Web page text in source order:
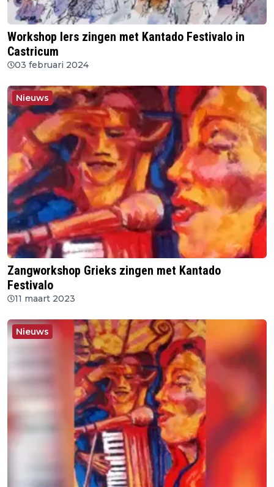
Workshop Iers zingen met Kantado Festivalo in
Castricum
03 februari 2024
Nieuws
Zangworkshop Grieks zingen met Kantado
Festivalo
11 maart 2023
Nieuws